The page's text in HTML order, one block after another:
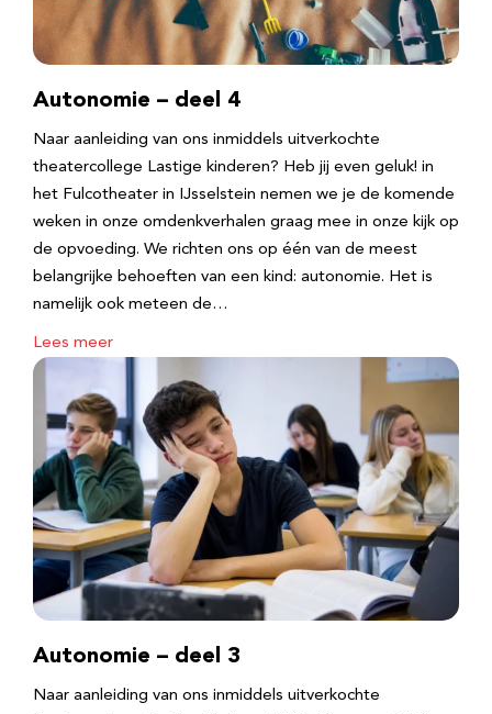
Autonomie – deel 4
Naar aanleiding van ons inmiddels uitverkochte
theatercollege Lastige kinderen? Heb jij even geluk! in
het Fulcotheater in IJsselstein nemen we je de komende
weken in onze omdenkverhalen graag mee in onze kijk op
de opvoeding. We richten ons op één van de meest
belangrijke behoeften van een kind: autonomie. Het is
namelijk ook meteen de…
Lees meer
Autonomie – deel 3
Naar aanleiding van ons inmiddels uitverkochte